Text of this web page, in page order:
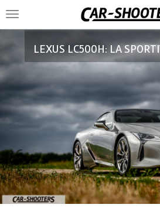
Toggle
navigation
LEXUS LC500H: LA